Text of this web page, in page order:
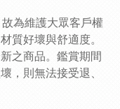
為維護大眾客戶權
質好壞與舒適度。
之商品。鑑賞期間
，則無法接受退、